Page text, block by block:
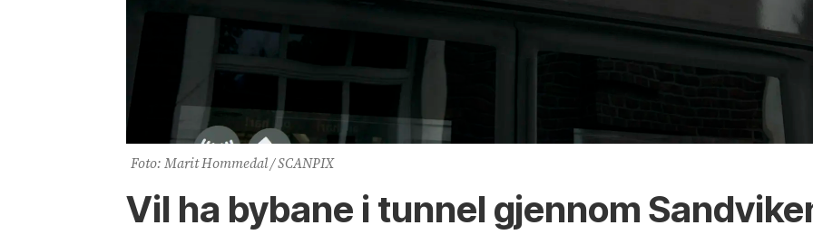
Foto: Marit Hommedal / SCANPIX
Vil ha bybane i tunnel gjennom